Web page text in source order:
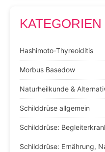
KATEGORIEN
Hashimoto-Thyreoiditis
Morbus Basedow
Naturheilkunde &
Schilddrüse allgemein
Schilddrüse:
Schilddrüse: Ernährung,